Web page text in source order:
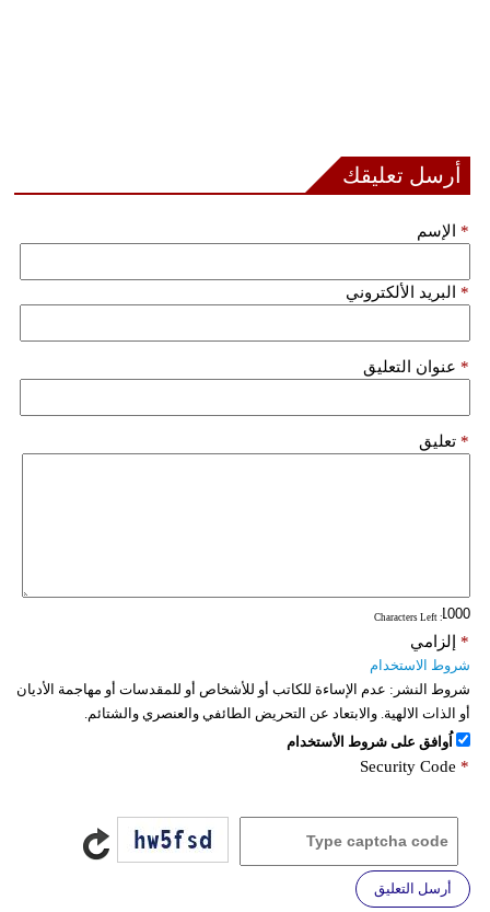
أرسل تعليقك
الإسم *
البريد الألكتروني *
عنوان التعليق *
تعليق *
: Characters Left
إلزامي *
شروط الاستخدام
شروط النشر: عدم الإساءة للكاتب أو للأشخاص أو للمقدسات أو مهاجمة الأديان
أو الذات الالهية. والابتعاد عن التحريض الطائفي والعنصري والشتائم.
اُوافق على شروط الأستخدام
Security Code *
أرسل التعليق